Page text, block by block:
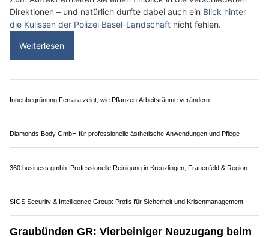
Tecra AG, Rümlang ZH: Masshaltiges Flachschleifen für höchste Genauigkeit